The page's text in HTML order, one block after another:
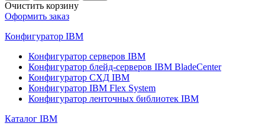
Очистить корзину
Оформить заказ
Конфигуратор IBM
Конфигуратор серверов IBM
Конфигуратор блейд-серверов IBM BladeCenter
Конфигуратор СХД IBM
Конфигуратор IBM Flex System
Конфигуратор ленточных библиотек IBM
Каталог IBM